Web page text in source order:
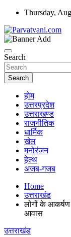
Skip
content
Thursday,
Search
Search
होम
उत्तरप्रदेश
उत्तराखण्ड
राजनीतिक
धार्मिक
खेल
मनोरंजन
हेल्थ
अजब-गजब
Home
उत्तराखंड
लोगों के आकर्षण
आवास
उत्तराखंड